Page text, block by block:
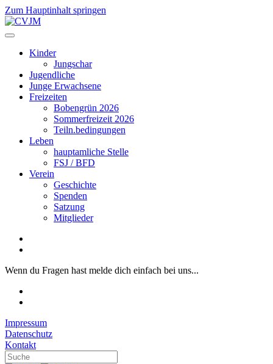
Zum Hauptinhalt springen
Kinder
Jungschar
Jugendliche
Junge Erwachsene
Freizeiten
Bobengrün 2026
Sommerfreizeit 2026
Teiln.bedingungen
Leben
hauptamliche Stelle
FSJ / BFD
Verein
Geschichte
Spenden
Satzung
Mitglieder
Wenn du Fragen hast melde dich einfach bei uns...
Impressum
Datenschutz
Kontakt